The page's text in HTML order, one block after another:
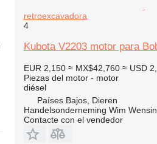
retroexcavadora
4
Kubota V2203 motor para
EUR 2,150 ≈ MX$42,760 ≈ USD
Piezas del motor - motor
diésel
Países Bajos, Dieren
Handelsonderneming Wim
Contacte con el vendedor